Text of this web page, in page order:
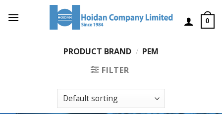
0
PRODUCT BRAND / PEM
FILTER